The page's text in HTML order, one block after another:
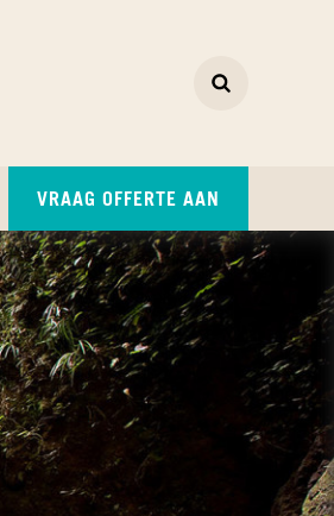
Zoeken
VRAAG OFFERTE AAN